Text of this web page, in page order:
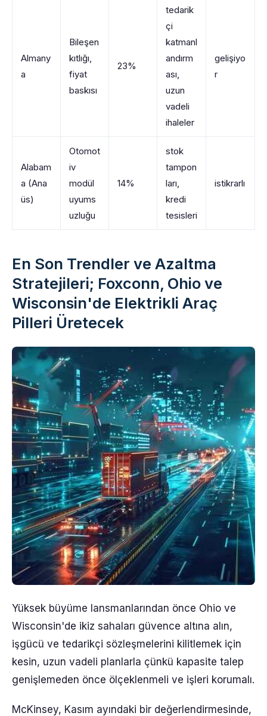
Almany
a
Bileşen
kıtlığı,
fiyat
baskısı
23%
tedarik
çi
katmanl
andırm
ası,
uzun
vadeli
ihaleler
gelişiyo
r
Alabam
a (Ana
üs)
Otomot
iv
modül
uyums
uzluğu
14%
stok
tampon
ları,
kredi
tesisleri
istikrarlı
En Son Trendler ve Azaltma
Stratejileri; Foxconn, Ohio ve
Wisconsin'de Elektrikli Araç
Pilleri Üretecek
Yüksek büyüme lansmanlarından önce Ohio ve
Wisconsin'de ikiz sahaları güvence altına alın,
işgücü ve tedarikçi sözleşmelerini kilitlemek için
kesin, uzun vadeli planlarla çünkü kapasite talep
genişlemeden önce ölçeklenmeli ve işleri korumalı.
McKinsey, Kasım ayındaki bir değerlendirmesinde,